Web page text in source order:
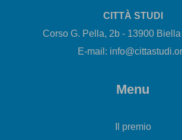
CITTÀ STUDI
Corso G. Pella, 2b - 13900 Biella
E-mail:
Menu
Il premio